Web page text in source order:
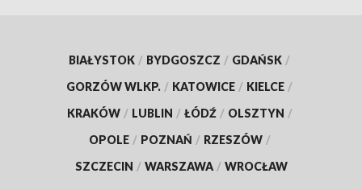
BIAŁYSTOK / BYDGOSZCZ / GDAŃSK /
GORZÓW WLKP. / KATOWICE / KIELCE /
KRAKÓW / LUBLIN / ŁÓDŹ / OLSZTYN /
OPOLE / POZNAŃ / RZESZÓW /
SZCZECIN / WARSZAWA / WROCŁAW